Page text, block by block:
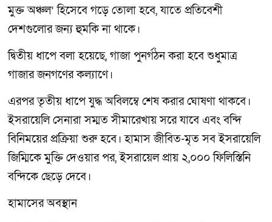
মুক্ত অঞ্চল’ হিসেবে গড়ে তোলা হবে, যাতে প্রতিবেশী
দেশগুলোর জন্য হুমকি না থাকে।
দ্বিতীয় ধাপে বলা হয়েছে, গাজা পুনর্গঠন করা হবে শুধুমাত্র
গাজার জনগণের কল্যাণে।
এরপর তৃতীয় ধাপে যুদ্ধ অবিলম্বে শেষ করার ঘোষণা থাকবে।
ইসরায়েলি সেনারা সম্মত সীমারেখায় সরে যাবে এবং বন্দি
বিনিময়ের প্রক্রিয়া শুরু হবে। হামাস জীবিত-মৃত সব ইসরায়েলি
জিম্মিকে মুক্তি দেওয়ার পর, ইসরায়েল প্রায় ২,০০০ ফিলিস্তিনি
বন্দিকে ছেড়ে দেবে।
হামাসের অবস্থান